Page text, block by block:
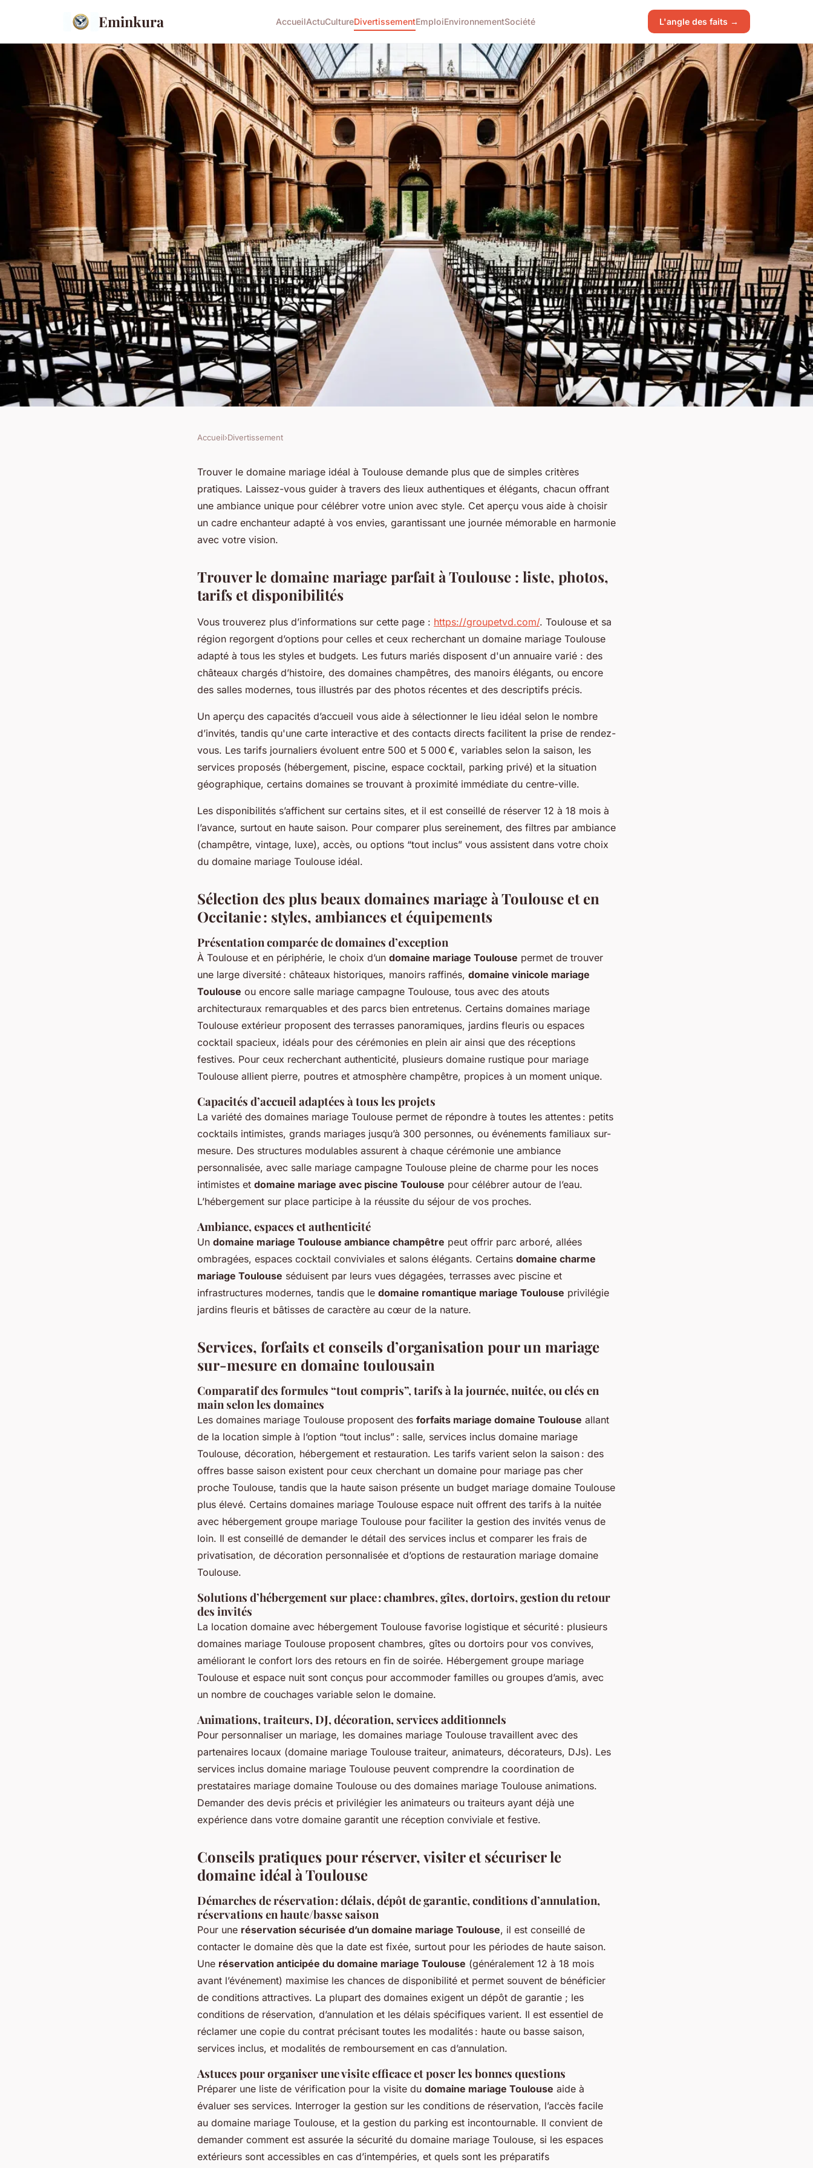
Eminkura AccueilActuCultureDivertissementEmploiEnvironnementSociété L'angle des faits →
Trouvez le domaine mariage parfait à
toulouse avec style
Accueil›Divertissement
Trouver le domaine mariage idéal à Toulouse demande plus que de simples critères
pratiques. Laissez-vous guider à travers des lieux authentiques et élégants, chacun offrant
une ambiance unique pour célébrer votre union avec style. Cet aperçu vous aide à choisir
un cadre enchanteur adapté à vos envies, garantissant une journée mémorable en harmonie
avec votre vision.
Trouver le domaine mariage parfait à Toulouse : liste, photos,
tarifs et disponibilités
Vous trouverez plus d’informations sur cette page : https://groupetvd.com/. Toulouse et sa
région regorgent d’options pour celles et ceux recherchant un domaine mariage Toulouse
adapté à tous les styles et budgets. Les futurs mariés disposent d'un annuaire varié : des
châteaux chargés d’histoire, des domaines champêtres, des manoirs élégants, ou encore
des salles modernes, tous illustrés par des photos récentes et des descriptifs précis.
Un aperçu des capacités d’accueil vous aide à sélectionner le lieu idéal selon le nombre
d’invités, tandis qu'une carte interactive et des contacts directs facilitent la prise de rendez-
vous. Les tarifs journaliers évoluent entre 500 et 5 000 €, variables selon la saison, les
services proposés (hébergement, piscine, espace cocktail, parking privé) et la situation
géographique, certains domaines se trouvant à proximité immédiate du centre-ville.
Les disponibilités s’affichent sur certains sites, et il est conseillé de réserver 12 à 18 mois à
l’avance, surtout en haute saison. Pour comparer plus sereinement, des filtres par ambiance
(champêtre, vintage, luxe), accès, ou options “tout inclus” vous assistent dans votre choix
du domaine mariage Toulouse idéal.
Sélection des plus beaux domaines mariage à Toulouse et en
Occitanie : styles, ambiances et équipements
Présentation comparée de domaines d’exception
À Toulouse et en périphérie, le choix d’un domaine mariage Toulouse permet de trouver
une large diversité : châteaux historiques, manoirs raffinés, domaine vinicole mariage
Toulouse ou encore salle mariage campagne Toulouse, tous avec des atouts
architecturaux remarquables et des parcs bien entretenus. Certains domaines mariage
Toulouse extérieur proposent des terrasses panoramiques, jardins fleuris ou espaces
cocktail spacieux, idéals pour des cérémonies en plein air ainsi que des réceptions
festives. Pour ceux recherchant authenticité, plusieurs domaine rustique pour mariage
Toulouse allient pierre, poutres et atmosphère champêtre, propices à un moment unique.
Capacités d’accueil adaptées à tous les projets
La variété des domaines mariage Toulouse permet de répondre à toutes les attentes : petits
cocktails intimistes, grands mariages jusqu’à 300 personnes, ou événements familiaux sur-
mesure. Des structures modulables assurent à chaque cérémonie une ambiance
personnalisée, avec salle mariage campagne Toulouse pleine de charme pour les noces
intimistes et domaine mariage avec piscine Toulouse pour célébrer autour de l’eau.
L’hébergement sur place participe à la réussite du séjour de vos proches.
Ambiance, espaces et authenticité
Un domaine mariage Toulouse ambiance champêtre peut offrir parc arboré, allées
ombragées, espaces cocktail conviviales et salons élégants. Certains domaine charme
mariage Toulouse séduisent par leurs vues dégagées, terrasses avec piscine et
infrastructures modernes, tandis que le domaine romantique mariage Toulouse privilégie
jardins fleuris et bâtisses de caractère au cœur de la nature.
Services, forfaits et conseils d’organisation pour un mariage
sur-mesure en domaine toulousain
Comparatif des formules “tout compris”, tarifs à la journée, nuitée, ou clés en
main selon les domaines
Les domaines mariage Toulouse proposent des forfaits mariage domaine Toulouse allant
de la location simple à l’option “tout inclus” : salle, services inclus domaine mariage
Toulouse, décoration, hébergement et restauration. Les tarifs varient selon la saison : des
offres basse saison existent pour ceux cherchant un domaine pour mariage pas cher
proche Toulouse, tandis que la haute saison présente un budget mariage domaine Toulouse
plus élevé. Certains domaines mariage Toulouse espace nuit offrent des tarifs à la nuitée
avec hébergement groupe mariage Toulouse pour faciliter la gestion des invités venus de
loin. Il est conseillé de demander le détail des services inclus et comparer les frais de
privatisation, de décoration personnalisée et d’options de restauration mariage domaine
Toulouse.
Solutions d’hébergement sur place : chambres, gîtes, dortoirs, gestion du retour
des invités
La location domaine avec hébergement Toulouse favorise logistique et sécurité : plusieurs
domaines mariage Toulouse proposent chambres, gîtes ou dortoirs pour vos convives,
améliorant le confort lors des retours en fin de soirée. Hébergement groupe mariage
Toulouse et espace nuit sont conçus pour accommoder familles ou groupes d’amis, avec
un nombre de couchages variable selon le domaine.
Animations, traiteurs, DJ, décoration, services additionnels
Pour personnaliser un mariage, les domaines mariage Toulouse travaillent avec des
partenaires locaux (domaine mariage Toulouse traiteur, animateurs, décorateurs, DJs). Les
services inclus domaine mariage Toulouse peuvent comprendre la coordination de
prestataires mariage domaine Toulouse ou des domaines mariage Toulouse animations.
Demander des devis précis et privilégier les animateurs ou traiteurs ayant déjà une
expérience dans votre domaine garantit une réception conviviale et festive.
Conseils pratiques pour réserver, visiter et sécuriser le
domaine idéal à Toulouse
Démarches de réservation : délais, dépôt de garantie, conditions d’annulation,
réservations en haute/basse saison
Pour une réservation sécurisée d’un domaine mariage Toulouse, il est conseillé de
contacter le domaine dès que la date est fixée, surtout pour les périodes de haute saison.
Une réservation anticipée du domaine mariage Toulouse (généralement 12 à 18 mois
avant l’événement) maximise les chances de disponibilité et permet souvent de bénéficier
de conditions attractives. La plupart des domaines exigent un dépôt de garantie ; les
conditions de réservation, d’annulation et les délais spécifiques varient. Il est essentiel de
réclamer une copie du contrat précisant toutes les modalités : haute ou basse saison,
services inclus, et modalités de remboursement en cas d’annulation.
Astuces pour organiser une visite efficace et poser les bonnes questions
Préparer une liste de vérification pour la visite du domaine mariage Toulouse aide à
évaluer ses services. Interroger la gestion sur les conditions de réservation, l’accès facile
au domaine mariage Toulouse, et la gestion du parking est incontournable. Il convient de
demander comment est assurée la sécurité du domaine mariage Toulouse, si les espaces
extérieurs sont accessibles en cas d’intempéries, et quels sont les préparatifs